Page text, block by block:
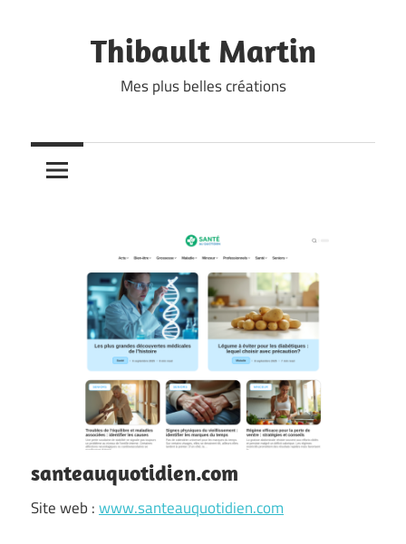
Thibault Martin
Mes plus belles créations
santeauquotidien.com
Site web :www.santeauquotidien.com